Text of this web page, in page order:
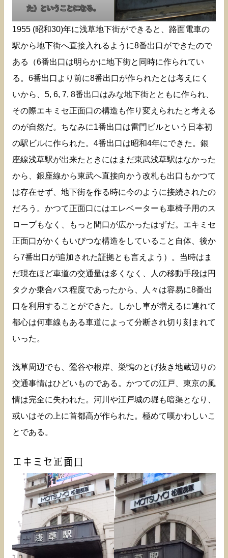
た）ということになる。
1955 (昭和30)年に浅草地下街ができると、路面電車の
駅から地下街へ直接入れるように8番出口ができたので
ある（6番出口は明らかに地下街と同時に作られてい
る。6番出口より前に8番出口が作られたとは考えにく
いから、5, 6, 7, 8番出口はみな地下街とともに作られ、
その際エキミセ正面口の構造も作り変えられたと考える
のが自然だ。ちなみに1番出口は雷門ビルという日本初
の駅ビルに作られた。4番出口は昭和4年にできた。銀
座線浅草駅が出来たときにはまだ東武浅草駅はなかった
から、銀座線から東武へ直接向かう改札も出口もかつて
は存在せず、地下街を作る時に今のように接続されたの
だろう。かつて正面口にはエレベーターも車椅子用のス
ロープもなく、もっと間口が広かったはずだ。エキミセ
正面口がかくもいびつな構造をしていること自体、後か
ら7番出口が追加された証拠とも言えよう）。当時はま
だ現在ほど車道の交通量は多くなく、人の移動手段は円
タクか乗合バス程度であったから、人々は容易に8番出
口を利用することができた。しかし車が増えるに連れて
都心は何車線もある車道によって分断され切り刻まれて
いった。
浅草周辺でも、鶯谷や根岸、巣鴨のとげ抜き地蔵辺りの
交通事情はひどいものである。かつての江戸、東京の風
情は完全に失われた。河川や江戸城の堀も暗渠となり、
或いはその上に首都高が作られた。極めて嘆かわしいこ
とである。
エキミセ正面口